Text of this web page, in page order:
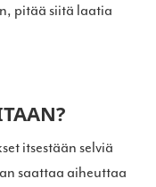
pitää siitä laatia
itsestään selviä
saattaa aiheuttaa